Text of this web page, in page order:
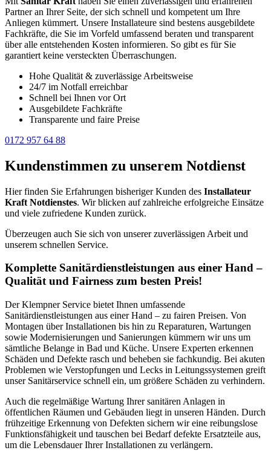
Partner an Ihrer Seite, der sich schnell und kompetent um Ihre
Anliegen kümmert. Unsere Installateure sind bestens ausgebildete
Fachkräfte, die Sie im Vorfeld umfassend beraten und transparent
über alle entstehenden Kosten informieren. So gibt es für Sie
garantiert keine versteckten Überraschungen.
Hohe Qualität & zuverlässige Arbeitsweise
24/7 im Notfall erreichbar
Schnell bei Ihnen vor Ort
Ausgebildete Fachkräfte
Transparente und faire Preise
0172 957 64 88
Kundenstimmen zu unserem Notdienst
Hier finden Sie Erfahrungen bisheriger Kunden des Installateur
Kraft Notdienstes. Wir blicken auf zahlreiche erfolgreiche Einsätze
und viele zufriedene Kunden zurück.
Überzeugen auch Sie sich von unserer zuverlässigen Arbeit und
unserem schnellen Service.
Komplette Sanitärdienstleistungen aus einer Hand –
Qualität und Fairness zum besten Preis!
Der Klempner Service bietet Ihnen umfassende
Sanitärdienstleistungen aus einer Hand – zu fairen Preisen. Von
Montagen über Installationen bis hin zu Reparaturen, Wartungen
sowie Modernisierungen und Sanierungen kümmern wir uns um
sämtliche Belange in Bad und Küche. Unsere Experten erkennen
Schäden und Defekte rasch und beheben sie fachkundig. Bei akuten
Problemen wie Verstopfungen und Lecks in Leitungssystemen greift
unser Sanitärservice schnell ein, um größere Schäden zu verhindern.
Auch die regelmäßige Wartung Ihrer sanitären Anlagen in
öffentlichen Räumen und Gebäuden liegt in unseren Händen. Durch
frühzeitige Erkennung von Defekten sichern wir eine reibungslose
Funktionsfähigkeit und tauschen bei Bedarf defekte Ersatzteile aus,
um die Lebensdauer Ihrer Installationen zu verlängern.